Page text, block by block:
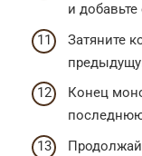
и
Затяните
Конец
последнюю